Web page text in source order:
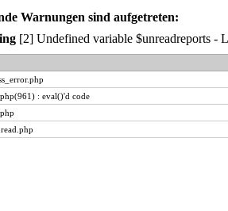
Warnungen sind aufgetreten:
[2] Undefined variable $unreadreports -
: eval()'d code